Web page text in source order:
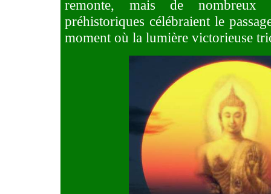
remonte, mais de nombreux
préhistoriques célébraient le
moment où la lumière victorieuse